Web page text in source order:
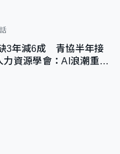
3年減6成 青協半年接
資源學會：AI浪潮重整